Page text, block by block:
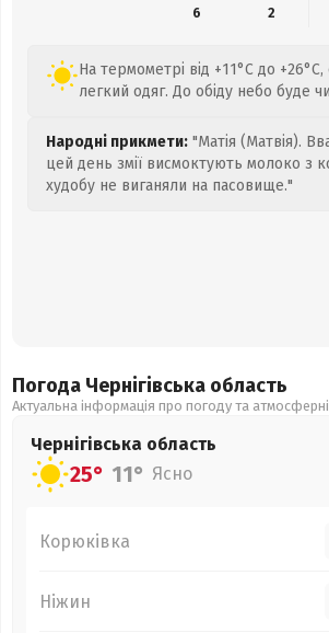
6
2
На термометрі від +11°C до +26°C,
легкий одяг. До обіду небо буде
Народні прикмети: "Матія (Матвія).
цей день змії висмоктують молоко з
худобу не виганяли на пасовище."
Погода Чернігівська область
Актуальна інформація про погоду та
Чернігівська область
25° 11° Ясно
Корюківка
Ніжин